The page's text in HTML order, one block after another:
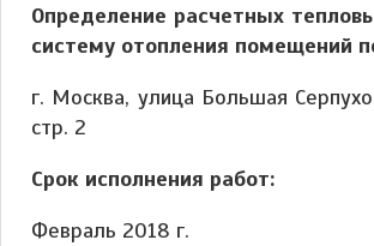
Определение расчетных
систему отопления помещений
г. Москва, улица Большая
стр. 2
Срок исполнения работ:
Февраль 2018 г.